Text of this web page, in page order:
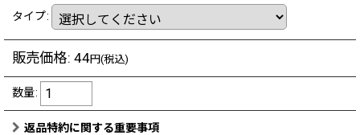
タイプ:
販売価格: 44円(税込)
数量:
返品特約に関する重要事項